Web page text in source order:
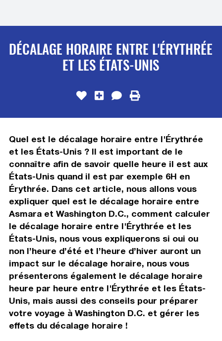
DÉCALAGE HORAIRE ENTRE L'ÉRYTHRÉE
ET LES ÉTATS-UNIS
Quel est le décalage horaire entre l'Érythrée
et les États-Unis ? Il est important de le
connaître afin de savoir quelle heure il est aux
États-Unis quand il est par exemple 6H en
Érythrée. Dans cet article, nous allons vous
expliquer quel est le décalage horaire entre
Asmara et Washington D.C., comment calculer
le décalage horaire entre l'Érythrée et les
États-Unis, nous vous expliquerons si oui ou
non l’heure d’été et l’heure d’hiver auront un
impact sur le décalage horaire, nous vous
présenterons également le décalage horaire
heure par heure entre l'Érythrée et les États-
Unis, mais aussi des conseils pour préparer
votre voyage à Washington D.C. et gérer les
effets du décalage horaire !